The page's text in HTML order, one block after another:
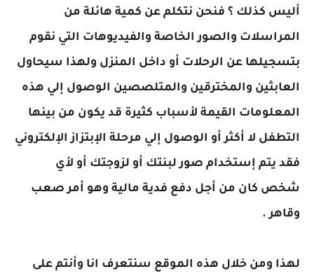
أليس كذلك ؟ فنحن نتكلم عن كمية هائلة من
المراسلات والصور الخاصة والفيديوهات التي نقوم
بتسجيلها عن الرحلات أو داخل المنزل ولهذا سيحاول
العابثين والمخترقين والمتلصصين الوصول إلي هذه
المعلومات القيمة لأسباب كثيرة قد يكون من بينها
التطفل لا أكثر أو الوصول إلي مرحلة الإبتزاز الإلكتروني
فقد يتم إستخدام صور لبنتك أو لزوجتك أو لأي
شخص كان من أجل دفع فدية مالية وهو أمر صعب
وقاهر .
لهذا ومن خلال هذه الموقع سنتعرف انا وأنتم على